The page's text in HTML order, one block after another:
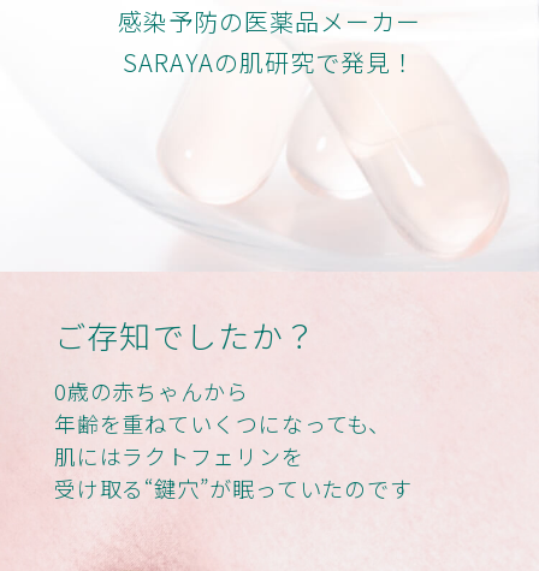
感染予防の医薬品メーカー
SARAYAの肌研究で発見！
ご存知でしたか？
0歳の赤ちゃんから
年齢を重ねていくつになっても、
肌にはラクトフェリンを
受け取る“鍵穴”が眠っていたのです